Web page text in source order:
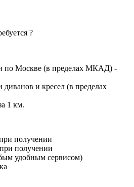
?
по Москве (в пределах МКАД) -
диванов и кресел (в пределах
1 км.
получении
получении
удобным сервисом)